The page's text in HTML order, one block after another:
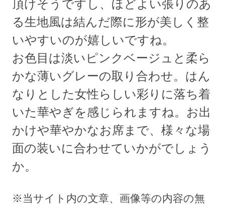
頂けそうですし、ほどよい張りのあ
る生地風は結んだ際に形が美しく整
いやすいのが嬉しいですね。
お色目は淡いピンクベージュと柔ら
かな薄いグレーの取り合わせ。はん
なりとした女性らしい彩りに落ち着
いた華やぎを感じられますね。お出
かけや華やかなお席まで、様々な場
面の装いに合わせていかがでしょう
か。